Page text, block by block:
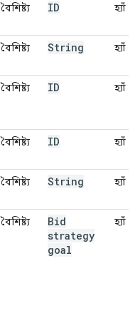
বৈশিষ্ট্য ID হ্যাঁ
বৈশিষ্ট্য String হ্যাঁ
বৈশিষ্ট্য ID হ্যাঁ
বৈশিষ্ট্য ID হ্যাঁ
বৈশিষ্ট্য String হ্যাঁ
বৈশিষ্ট্য
Bid
strategy
goal
হ্যাঁ